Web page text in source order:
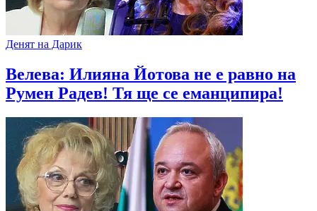
Денят на Дарик
Велева: Илияна Йотова не е равно на
Румен Радев! Тя ще се еманципира!